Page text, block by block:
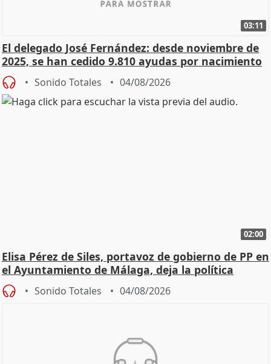
03:11
El delegado José Fernández: desde noviembre de
2025, se han cedido 9.810 ayudas por nacimiento
Sonido Totales 04/08/2026
02:00
Elisa Pérez de Siles, portavoz de gobierno de PP en
el Ayuntamiento de Málaga, deja la política
Sonido Totales 04/08/2026